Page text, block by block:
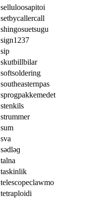
selluloosapitoi
setbycallercall
shingosuetsugu
sign1237
sip
skutbillbilar
softsoldering
southeasternpas
sprogpakkemedet
stenkils
strummer
sum
sva
sədləɡ
talna
taskinlik
telescopeclawmo
tetraploidi